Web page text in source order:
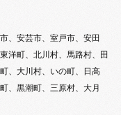
、安芸市、室戸市、安田
洋町、北川村、馬路村、田
、大川村、いの町、日高
、黒潮町、三原村、大月